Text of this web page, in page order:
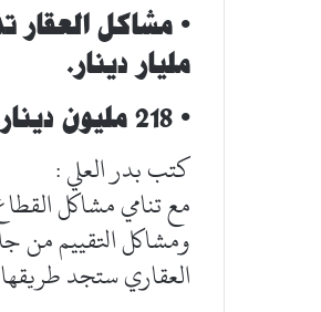
مليار دينار.
• 218 مليون دينار كويتي مكاسب البورصة أمس
كتب بدر العلي :
مع تنامي مشاكل
ومشاكل التقييم من
العقاري ستجد طريقها